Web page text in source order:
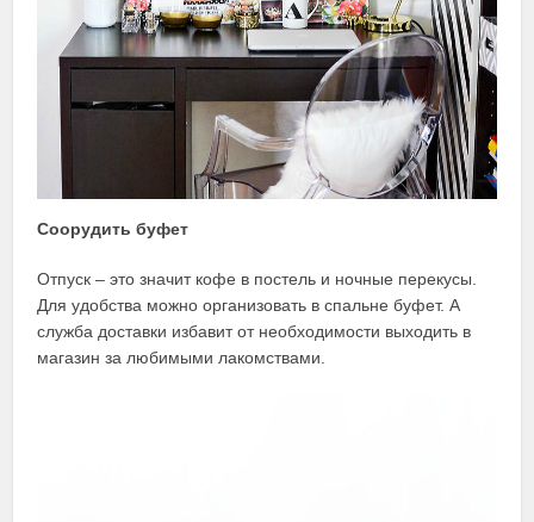
Соорудить буфет
Отпуск – это значит кофе в постель и ночные перекусы.
Для удобства можно организовать в спальне буфет. А
служба доставки избавит от необходимости выходить в
магазин за любимыми лакомствами.